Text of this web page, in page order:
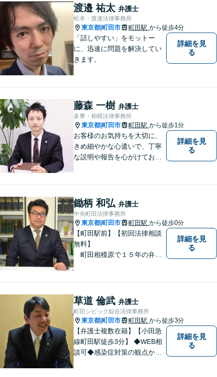
渡邉 祐太 弁護士
松本・渡邉法律事務所
東京都 町田市 町田駅 から徒歩4分
「話しやすい」をモットー
に、迅速に問題を解決してい
きます。
詳細を見
る
藤森 一樹 弁護士
多摩・相模法律事務所
東京都 町田市 町田駅 から徒歩1分
お客様のお気持ちを大切に、
きめ細やかな心遣いで、丁寧
な説明や報告を心がけており
い相手方でもスムーズに解決
にいたします。
詳細を見
る
鋤柄 和弘 弁護士
中央町田法律事務所
東京都 町田市 町田駅 から徒歩0分
【町田駅前】【初回法律相談
無料】
町田相模原で１５年の弁護
判所より司法委員（裁判官に
協力して事件解決を図る補佐
職）に選任されております。
詳細を見
る
草道 倫武 弁護士
町田シビック綜合法律事務所
東京都 町田市 町田駅 から徒歩3分
【弁護士複数在籍】【小田急
線町田駅徒歩3分】 ◆WEB相
談可◆感染症対策の観点から
詳細を見
る